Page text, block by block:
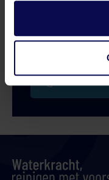
Onze
jouw vraagstuk!
Bel 0315